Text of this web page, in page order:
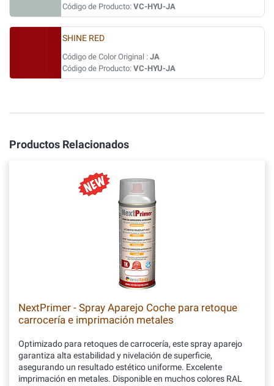
Código de Producto: VC-HYU-JA
SHINE RED
Código de Color Original : JA
Código de Producto: VC-HYU-JA
Productos Relacionados
NextPrimer - Spray Aparejo Coche para retoque
carrocería e imprimación metales
Optimizado para retoques de carrocería, este spray aparejo
garantiza alta estabilidad y nivelación de superficie,
asegurando un resultado estético uniforme. Excelente
imprimación en metales. Disponible en muchos colores RAL